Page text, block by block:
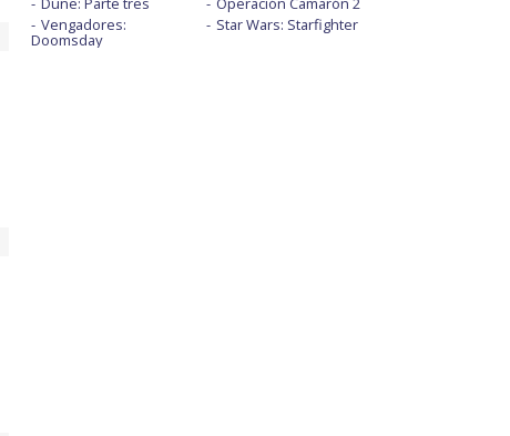
Vengadores:
Doomsday
Star Wars: Starfighter